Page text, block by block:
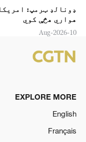
ډونالډ ټرمپ:
هواري هڅې کوي
10-Aug-2026
EXPLORE MORE
English
Français